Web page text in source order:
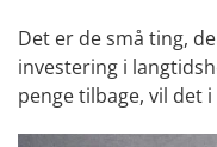
Det er de små ting,
investering i
penge tilbage, vil det